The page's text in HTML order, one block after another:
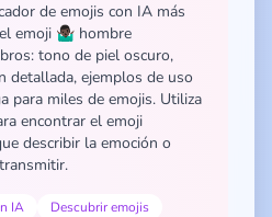
de emojis con IA más
🤷🏿‍♂️ hombre
tono de piel oscuro,
detallada, ejemplos de uso
para miles de emojis. Utiliza
encontrar el emoji
describir la emoción o
IA
Descubrir emojis